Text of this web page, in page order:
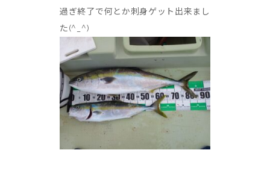
過ぎ終了で何とか刺身ゲット出来まし
た(^_^)